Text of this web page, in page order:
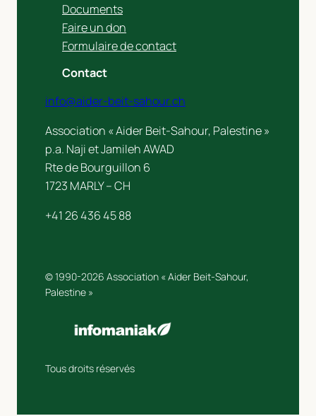
Documents
Faire un don
Formulaire de contact
Contact
info@aider-beit-sahour.ch
Association « Aider Beit-Sahour, Palestine »
p.a. Naji et Jamileh AWAD
Rte de Bourguillon 6
1723 MARLY – CH
+41 26 436 45 88
© 1990-2026 Association « Aider Beit-Sahour,
Palestine »
Tous droits réservés